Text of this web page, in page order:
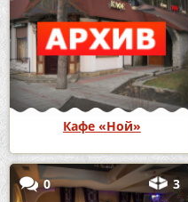
Кафе «Ной»
0 3